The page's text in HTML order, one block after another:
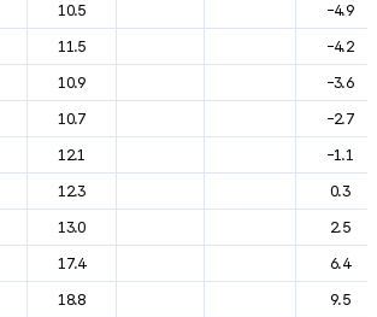
10.5
-4.9
11.5
-4.2
10.9
-3.6
10.7
-2.7
12.1
-1.1
12.3
0.3
13.0
2.5
17.4
6.4
18.8
9.5